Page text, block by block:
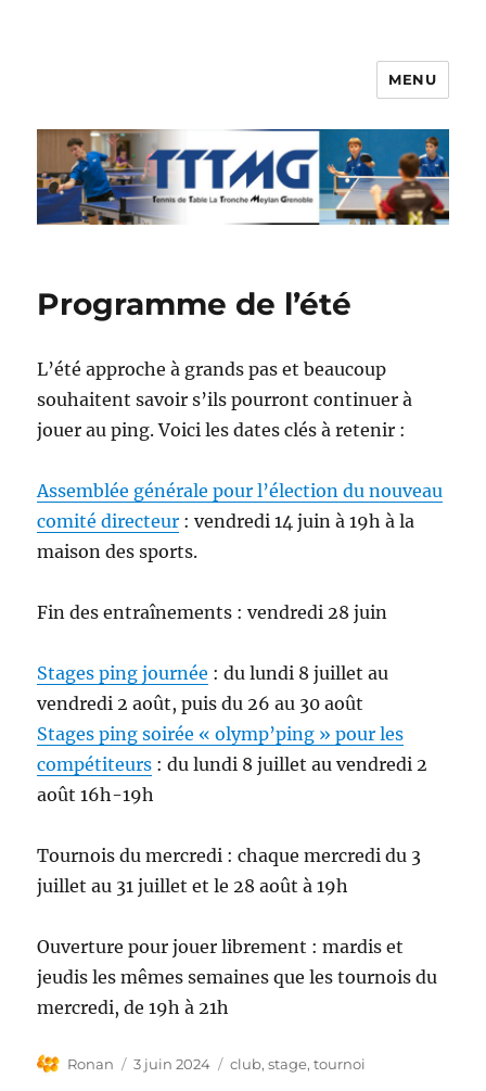
MENU
Programme de l’été
L’été approche à grands pas et beaucoup
souhaitent savoir s’ils pourront continuer à
jouer au ping. Voici les dates clés à retenir :
Assemblée générale pour l’élection du nouveau
comité directeur : vendredi 14 juin à 19h à la
maison des sports.
Fin des entraînements : vendredi 28 juin
Stages ping journée : du lundi 8 juillet au
vendredi 2 août, puis du 26 au 30 août
Stages ping soirée « olymp’ping » pour les
compétiteurs : du lundi 8 juillet au vendredi 2
août 16h-19h
Tournois du mercredi : chaque mercredi du 3
juillet au 31 juillet et le 28 août à 19h
Ouverture pour jouer librement : mardis et
jeudis les mêmes semaines que les tournois du
mercredi, de 19h à 21h
Auteur
Ronan
Publié
3 juin 2024 Étiquettes
club,stage,tournoi